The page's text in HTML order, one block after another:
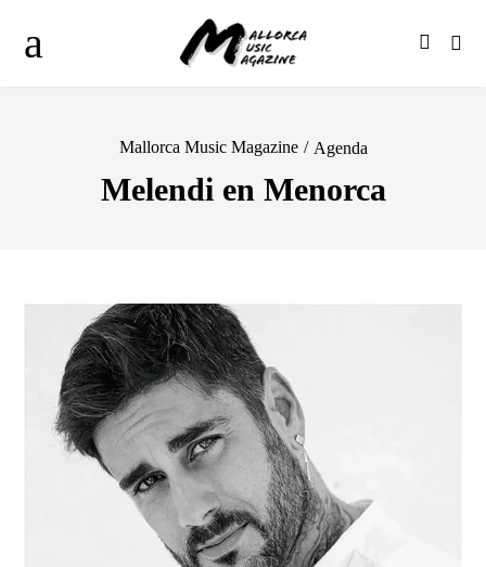
Mallorca Music Magazine / Agenda
Melendi en Menorca